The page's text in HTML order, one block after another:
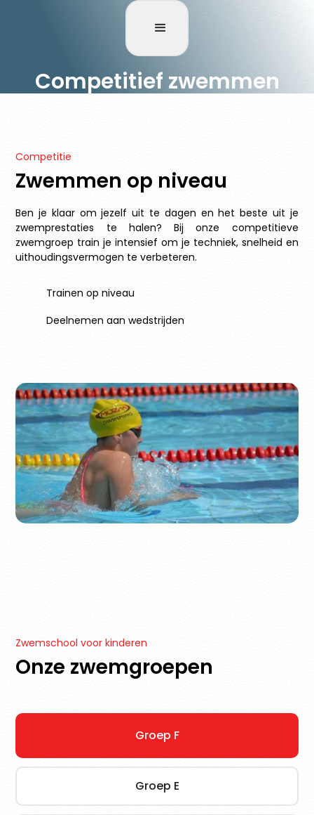
Competitief zwemmen
Competitie
Zwemmen op niveau
Ben je klaar om jezelf uit te dagen en het beste uit je
zwemprestaties te halen? Bij onze competitieve
zwemgroep train je intensief om je techniek, snelheid en
uithoudingsvermogen te verbeteren.
Trainen op niveau
Deelnemen aan wedstrijden
Zwemschool voor kinderen
Onze zwemgroepen
Groep F
Groep E